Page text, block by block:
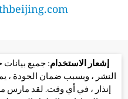
إشعار الاستخدام: جميع
النشر ، وبسبب ضمان الجودة ،
إنذار ، في أي وقت. لقد مارس